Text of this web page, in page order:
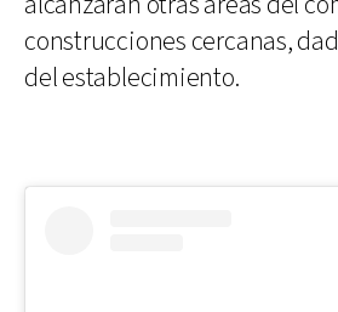
construcciones cercanas,
del establecimiento.